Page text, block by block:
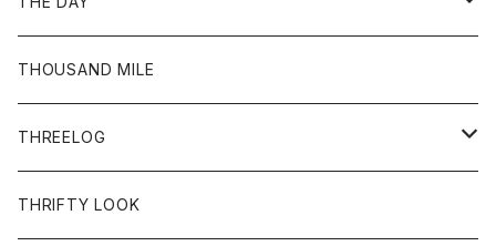
ワンピース
コート
ジーンズ
ショートパンツ
トップス
Tシャツ
THOUSAND MILE
THREELOG
トップス
THRIFTY LOOK